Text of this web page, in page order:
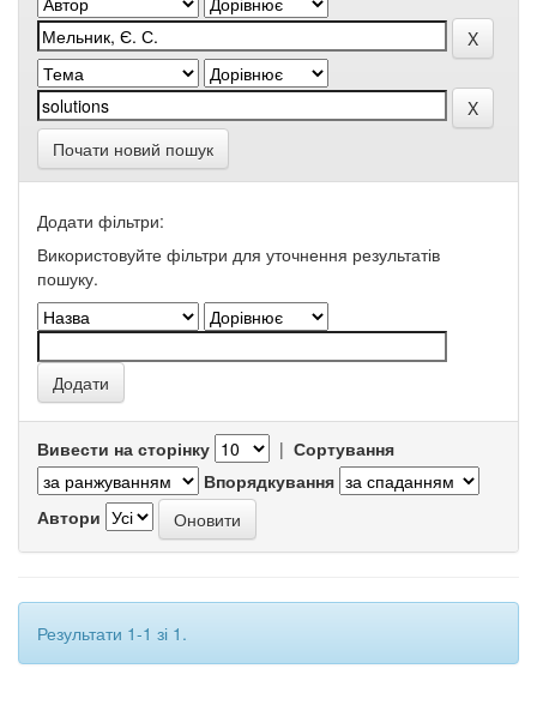
Почати новий пошук
Додати фільтри:
Використовуйте фільтри для уточнення результатів
пошуку.
Вивести на сторінку | Сортування
Впорядкування
Автори
Результати 1-1 зі 1.